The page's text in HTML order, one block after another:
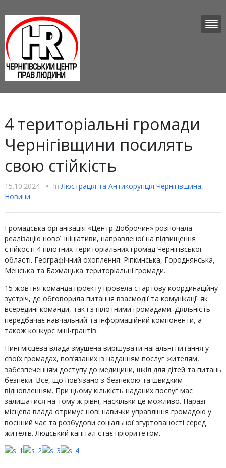
4 територіальні громади
Чернігівщини посилять
свою стійкість
15.10.2024 • InЛюстрацiя та Антикорупцiя Чернігівщина,
Новини
Громадська організація «Центр Доброчин» розпочала
реалізацію нової ініціативи, направленої на підвищення
стійкості 4 пілотних територіальних громад Чернігівської
області. Географічний охоплення: Ріпкинська, Городнянська,
Менська та Бахмацька територіальні громади.
15 жовтня команда проєкту провела стартову координаційну
зустріч, де обговорила питання взаємодії та комунікації як
всередині команди, так і з пілотними громадами. Діяльність
передбачає навчальний та інформаційний компоненти, а
також конкурс міні-грантів.
Нині місцева влада змушена вирішувати нагальні питання у
своїх громадах, пов’язаних із наданням послуг жителям,
забезпеченням доступу до медицини, шкіл для дітей та питань
безпеки. Все, що пов’язано з безпекою та швидким
відновленням. При цьому кількість наданих послуг має
залишатися на тому ж рівні, наскільки це можливо. Наразі
місцева влада отримує нові навички управління громадою у
воєнний час та розбудови соціальної згуртованості серед
жителів. Людський капітал стає пріоритетом.